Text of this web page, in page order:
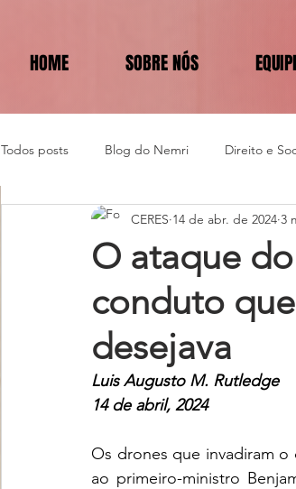
HOME SOBRE NÓS
Todos posts Blog do Nemri Direito e
Política e Diplomacia
O ataque
conduto
desejava
CERES 14 de abr. de 2024 3
Luis Augusto M. Rutledge
14 de abril, 2024
Os drones que invadiram
ao primeiro-ministro